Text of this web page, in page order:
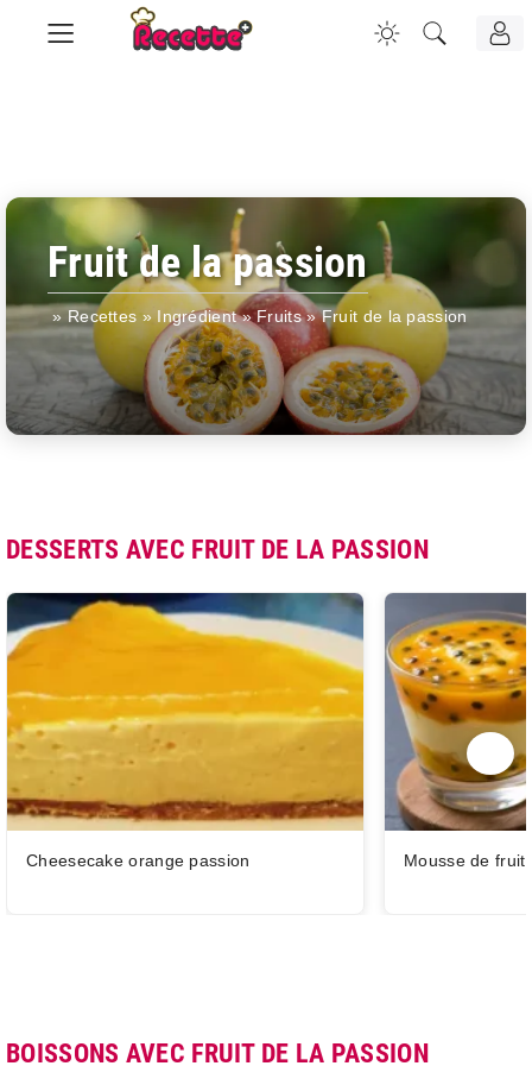
Fruit de la passion
»Recettes »Ingrédient»Fruits»Fruit de la passion
DESSERTS AVEC FRUIT DE LA PASSION
Cheesecake orange passion Mousse de
BOISSONS AVEC FRUIT DE LA PASSION